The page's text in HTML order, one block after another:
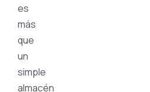
es
más
que
un
simple
almacén